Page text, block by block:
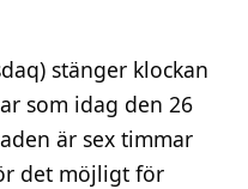
stänger klockan
som idag den 26
är sex timmar
det möjligt för